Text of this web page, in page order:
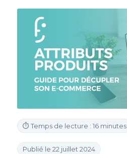
⏱ Temps de lecture : 16 minutes
Publié le 22 juillet 2024